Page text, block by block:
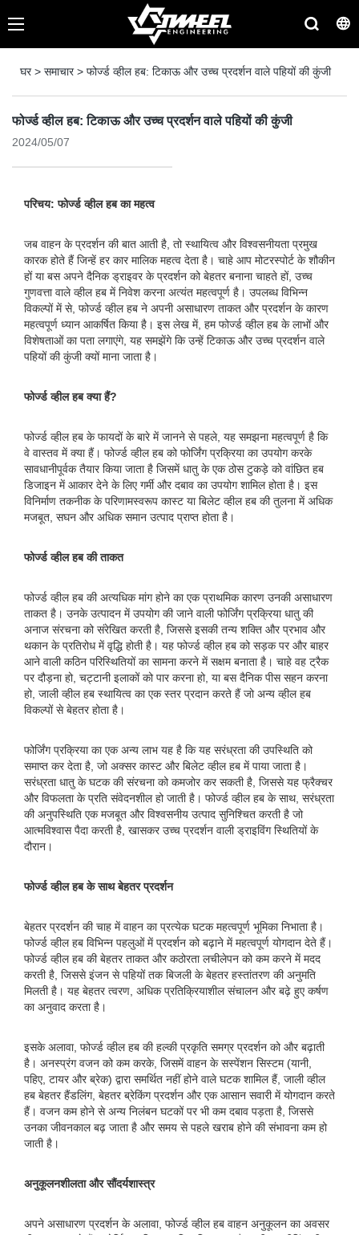
घर> समाचार> फोर्ज्ड व्हील हब: टिकाऊ और उच्च प्रदर्शन वाले पहियों की कुंजी
फोर्ज्ड व्हील हब: टिकाऊ और उच्च प्रदर्शन वाले पहियों की कुंजी
2024/05/07
परिचय: फोर्ज्ड व्हील हब का महत्व
जब वाहन के प्रदर्शन की बात आती है, तो स्थायित्व और विश्वसनीयता प्रमुख
कारक होते हैं जिन्हें हर कार मालिक महत्व देता है। चाहे आप मोटरस्पोर्ट के शौकीन
हों या बस अपने दैनिक ड्राइवर के प्रदर्शन को बेहतर बनाना चाहते हों, उच्च
गुणवत्ता वाले व्हील हब में निवेश करना अत्यंत महत्वपूर्ण है। उपलब्ध विभिन्न
विकल्पों में से, फोर्ज्ड व्हील हब ने अपनी असाधारण ताकत और प्रदर्शन के कारण
महत्वपूर्ण ध्यान आकर्षित किया है। इस लेख में, हम फोर्ज्ड व्हील हब के लाभों और
विशेषताओं का पता लगाएंगे, यह समझेंगे कि उन्हें टिकाऊ और उच्च प्रदर्शन वाले
पहियों की कुंजी क्यों माना जाता है।
फोर्ज्ड व्हील हब क्या हैं?
फोर्ज्ड व्हील हब के फायदों के बारे में जानने से पहले, यह समझना महत्वपूर्ण है कि
वे वास्तव में क्या हैं। फोर्ज्ड व्हील हब को फोर्जिंग प्रक्रिया का उपयोग करके
सावधानीपूर्वक तैयार किया जाता है जिसमें धातु के एक ठोस टुकड़े को वांछित हब
डिजाइन में आकार देने के लिए गर्मी और दबाव का उपयोग शामिल होता है। इस
विनिर्माण तकनीक के परिणामस्वरूप कास्ट या बिलेट व्हील हब की तुलना में अधिक
मजबूत, सघन और अधिक समान उत्पाद प्राप्त होता है।
फोर्ज्ड व्हील हब की ताकत
फोर्ज्ड व्हील हब की अत्यधिक मांग होने का एक प्राथमिक कारण उनकी असाधारण
ताकत है। उनके उत्पादन में उपयोग की जाने वाली फोर्जिंग प्रक्रिया धातु की
अनाज संरचना को संरेखित करती है, जिससे इसकी तन्य शक्ति और प्रभाव और
थकान के प्रतिरोध में वृद्धि होती है। यह फोर्ज्ड व्हील हब को सड़क पर और बाहर
आने वाली कठिन परिस्थितियों का सामना करने में सक्षम बनाता है। चाहे वह ट्रैक
पर दौड़ना हो, चट्टानी इलाकों को पार करना हो, या बस दैनिक पीस सहन करना
हो, जाली व्हील हब स्थायित्व का एक स्तर प्रदान करते हैं जो अन्य व्हील हब
विकल्पों से बेहतर होता है।
फोर्जिंग प्रक्रिया का एक अन्य लाभ यह है कि यह सरंध्रता की उपस्थिति को
समाप्त कर देता है, जो अक्सर कास्ट और बिलेट व्हील हब में पाया जाता है।
सरंध्रता धातु के घटक की संरचना को कमजोर कर सकती है, जिससे यह फ्रैक्चर
और विफलता के प्रति संवेदनशील हो जाती है। फोर्ज्ड व्हील हब के साथ, सरंध्रता
की अनुपस्थिति एक मजबूत और विश्वसनीय उत्पाद सुनिश्चित करती है जो
आत्मविश्वास पैदा करती है, खासकर उच्च प्रदर्शन वाली ड्राइविंग स्थितियों के
दौरान।
फोर्ज्ड व्हील हब के साथ बेहतर प्रदर्शन
बेहतर प्रदर्शन की चाह में वाहन का प्रत्येक घटक महत्वपूर्ण भूमिका निभाता है।
फोर्ज्ड व्हील हब विभिन्न पहलुओं में प्रदर्शन को बढ़ाने में महत्वपूर्ण योगदान देते हैं।
फोर्ज्ड व्हील हब की बेहतर ताकत और कठोरता लचीलेपन को कम करने में मदद
करती है, जिससे इंजन से पहियों तक बिजली के बेहतर हस्तांतरण की अनुमति
मिलती है। यह बेहतर त्वरण, अधिक प्रतिक्रियाशील संचालन और बढ़े हुए कर्षण
का अनुवाद करता है।
इसके अलावा, फोर्ज्ड व्हील हब की हल्की प्रकृति समग्र प्रदर्शन को और बढ़ाती
है। अनस्प्रंग वजन को कम करके, जिसमें वाहन के सस्पेंशन सिस्टम (यानी,
पहिए, टायर और ब्रेक) द्वारा समर्थित नहीं होने वाले घटक शामिल हैं, जाली व्हील
हब बेहतर हैंडलिंग, बेहतर ब्रेकिंग प्रदर्शन और एक आसान सवारी में योगदान करते
हैं। वजन कम होने से अन्य निलंबन घटकों पर भी कम दबाव पड़ता है, जिससे
उनका जीवनकाल बढ़ जाता है और समय से पहले खराब होने की संभावना कम हो
जाती है।
अनुकूलनशीलता और सौंदर्यशास्त्र
अपने असाधारण प्रदर्शन के अलावा, फोर्ज्ड व्हील हब वाहन अनुकूलन का अवसर